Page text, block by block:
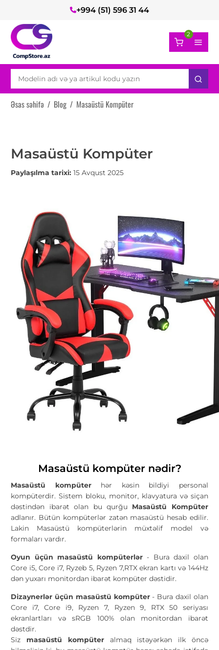
+994 (51) 596 31 44
2
Əsas səhifə / Blog / Masaüstü Kompüter
Masaüstü Kompüter
Paylaşılma tarixi:15 Avqust 2025
Masaüstü kompüter nədir?
Masaüstü kompüterhər kəsin bildiyi personal
kompüterdir. Sistem bloku, monitor, klavyatura və siçan
dəstindən ibarət olan bu qurğu Masaüstü Kompüter
adlanır. Bütün kompüterlər zatən masaüstü hesab edilir.
Lakin Masaüstü kompüterlərin müxtəlif model və
formaları vardır.
Oyun üçün masaüstü kompüterlər- Bura daxil olan
Core i5, Core i7, Ryzeb 5, Ryzen 7,RTX ekran kartı və 144Hz
dən yuxarı monitordan ibarət kompüter dəstidir.
Dizaynerlər üçün masaüstü kompüter- Bura daxil olan
Core i7, Core i9, Ryzen 7, Ryzen 9, RTX 50 seriyası
ekranlartları və sRGB 100% olan monitordan ibarət
dəstdir.
Siz masaüstü kompüteralmaq istəyərkən ilk öncə